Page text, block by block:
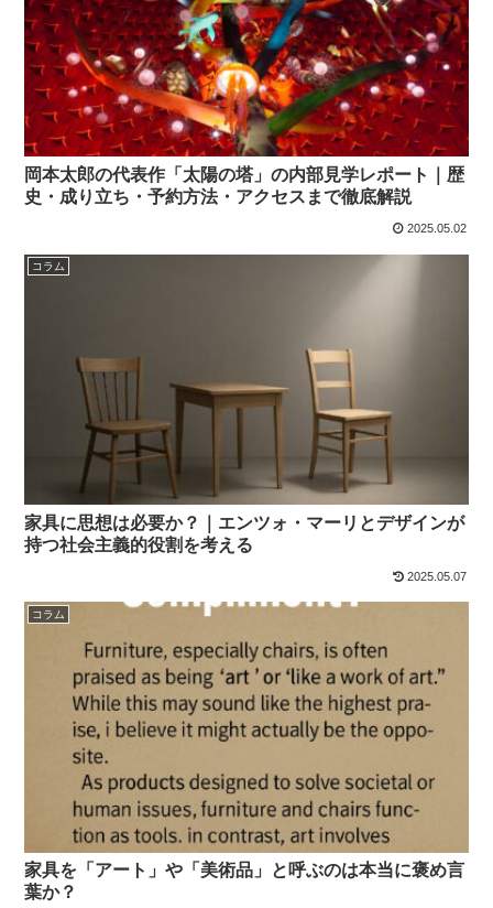
岡本太郎の代表作「太陽の塔」の内部見学レポート｜歴
史・成り立ち・予約方法・アクセスまで徹底解説
2025.05.02
コラム
家具に思想は必要か？｜エンツォ・マーリとデザインが
持つ社会主義的役割を考える
2025.05.07
コラム
家具を「アート」や「美術品」と呼ぶのは本当に褒め言
葉か？